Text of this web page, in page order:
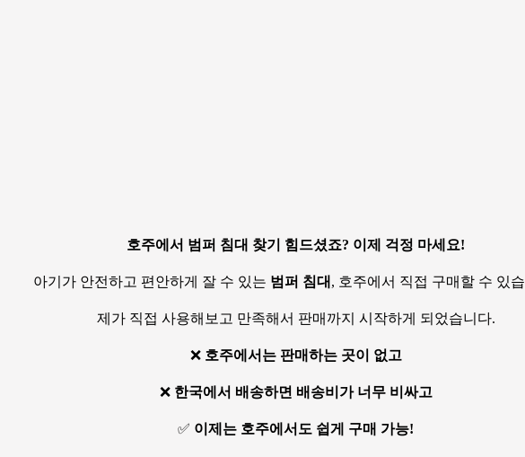
호주에서 범퍼 침대 찾기 힘드셨죠? 이제 걱정 마세요!
아기가 안전하고 편안하게 잘 수 있는 범퍼 침대 , 호주에서 직접 구매할 수 있
제가 직접 사용해보고 만족해서 판매까지 시작하게 되었습니다.
❌ 호주에서는 판매하는 곳이 없고
❌ 한국에서 배송하면 배송비가 너무 비싸고
✅ 이제는 호주에서도 쉽게 구매 가능!